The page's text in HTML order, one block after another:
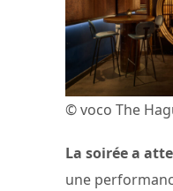
© voco The
La soirée a
une